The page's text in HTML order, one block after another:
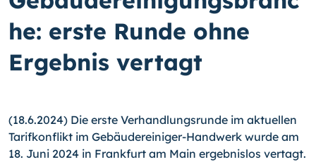
he: erste Runde ohne
Ergebnis vertagt
(18.6.2024) Die erste Verhandlungsrunde im aktuellen
Tarifkonflikt im Gebäudereiniger-Handwerk wurde am
18. Juni 2024 in Frankfurt am Main ergebnislos vertagt.